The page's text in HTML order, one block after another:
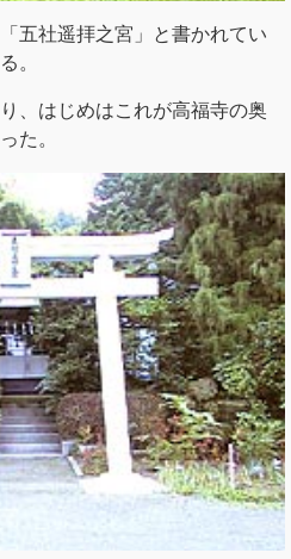
五社遥拝之宮」と書かれてい
。
、はじめはこれが高福寺の奥
た。